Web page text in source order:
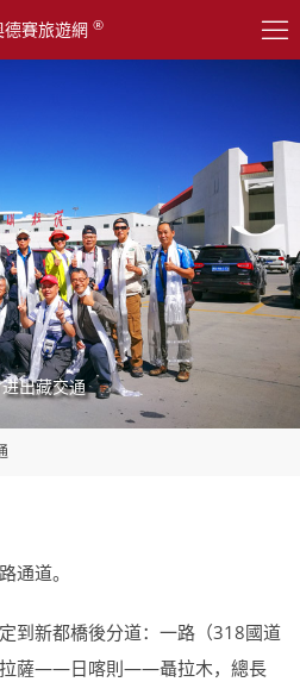

德賽旅遊網 ®
进出藏交通
通道。
到新都橋後分道：一路（318國道
薩——日喀則——聶拉木，總長